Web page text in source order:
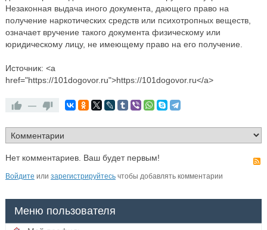
Незаконная выдача иного документа, дающего право на
получение наркотических средств или психотропных веществ,
означает вручение такого документа физическому или
юридическому лицу, не имеющему право на его получение.
Источник: <a
href="https://101dogovor.ru">https://101dogovor.ru</a>
—
Нет комментариев. Ваш будет первым!
Войдите или зарегистрируйтесьчтобы добавлять комментарии
Меню пользователя